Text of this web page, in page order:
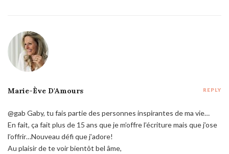
Marie-Ève D'Amours REPLY
@gab Gaby, tu fais partie des personnes inspirantes de ma vie…
En fait, ça fait plus de 15 ans que je m’offre l’écriture mais que j’ose
l’offrir…Nouveau défi que j’adore!
Au plaisir de te voir bientôt bel âme,